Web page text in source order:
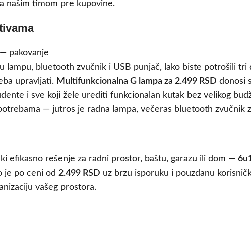
našim timom pre kupovine.
lampu, bluetooth zvučnik i USB punjač, lako biste potrošili
upravljati. Multifunkcionalna G lampa za 2.499 RSD donosi
i sve koji žele urediti funkcionalan kutak bez velikog
— jutros je radna lampa, večeras bluetooth zvučnik
efikasno rešenje za radni prostor, baštu, garazu ili dom —
je po ceni od 2.499 RSD uz brzu isporuku i pouzdanu
vašeg prostora.